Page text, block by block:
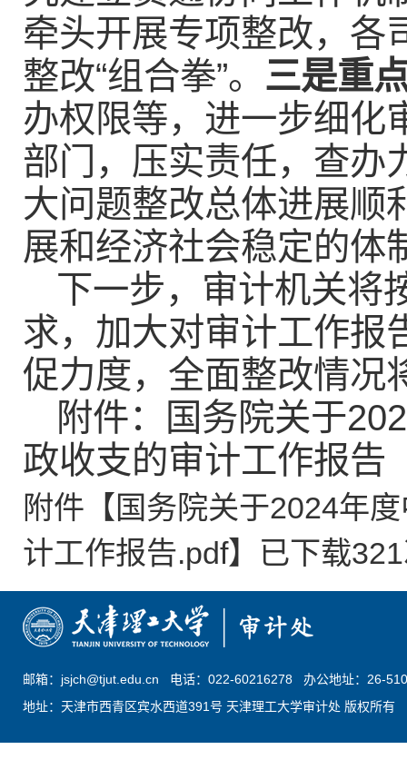
牵头开展专项整改，各
整改“组合拳”。 三是重
办权限等，进一步细化
部门，压实责任，查办
大问题整改总体进展顺
展和经济社会稳定的体
下一步，审计机关将
求，加大对审计工作报
促力度，全面整改情况
附件：国务院关于
政收支的审计工作报告
附件【 国务院关于2024年
计工作报告.pdf】已下载321
邮箱：jsjch@tjut.edu.cn 电话：022-60216278 办公地址：26-
地址：天津市西青区宾水西道391号 天津理工大学审计处 版权所有